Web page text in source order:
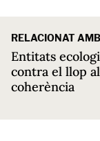
RELACIONAT
Entitats
contra el llop
coherència